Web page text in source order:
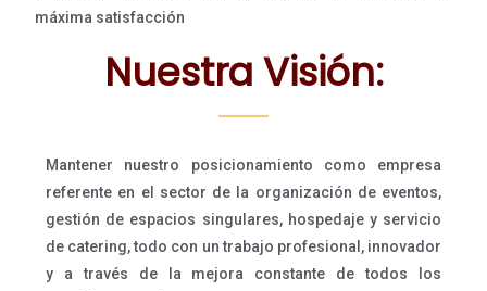
máxima satisfacción
Nuestra Visión:
Mantener nuestro posicionamiento como empresa
referente en el sector de la organización de eventos,
gestión de espacios singulares, hospedaje y servicio
de catering, todo con un trabajo profesional, innovador
y a través de la mejora constante de todos los